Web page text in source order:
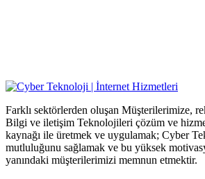
Farklı sektörlerden oluşan Müşterilerimize,
Bilgi ve iletişim Teknolojileri çözüm ve
kaynağı ile üretmek ve uygulamak; Cyber
mutluluğunu sağlamak ve bu yüksek
yanındaki müşterilerimizi memnun etmektir.